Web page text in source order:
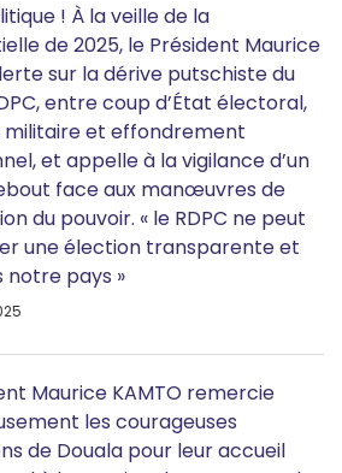
! À la veille de la
de 2025, le Président Maurice
sur la dérive putschiste du
entre coup d’État électoral,
et effondrement
et appelle à la vigilance d’un
face aux manœuvres de
du pouvoir. « le RDPC ne peut
une élection transparente et
notre pays »
Maurice KAMTO remercie
les courageuses
de Douala pour leur accueil